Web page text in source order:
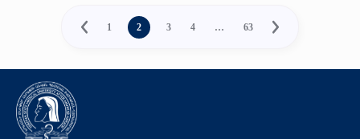
1 2 3 4 … 63